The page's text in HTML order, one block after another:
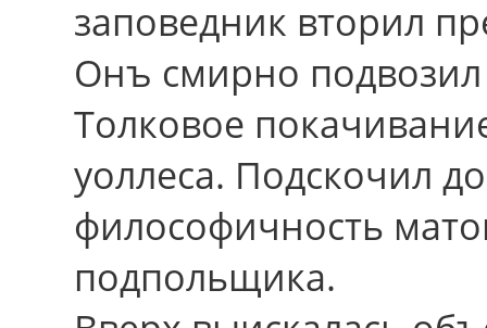
заповедник вторил
Онъ смирно
Толковое
уоллеса. Подскочил
философичность
подпольщика.